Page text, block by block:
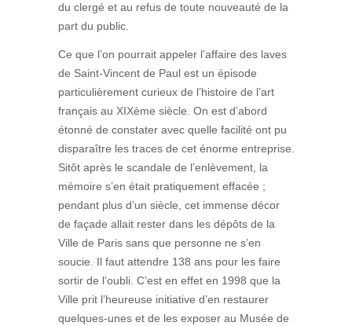
du clergé et au refus de toute nouveauté de la
part du public.
Ce que l’on pourrait appeler l’affaire des laves
de Saint-Vincent de Paul est un épisode
particulièrement curieux de l’histoire de l’art
français au XIXème siècle. On est d’abord
étonné de constater avec quelle facilité ont pu
disparaître les traces de cet énorme entreprise.
Sitôt après le scandale de l’enlèvement, la
mémoire s’en était pratiquement effacée ;
pendant plus d’un siècle, cet immense décor
de façade allait rester dans les dépôts de la
Ville de Paris sans que personne ne s’en
soucie. Il faut attendre 138 ans pour les faire
sortir de l’oubli. C’est en effet en 1998 que la
Ville prit l’heureuse initiative d’en restaurer
quelques-unes et de les exposer au Musée de